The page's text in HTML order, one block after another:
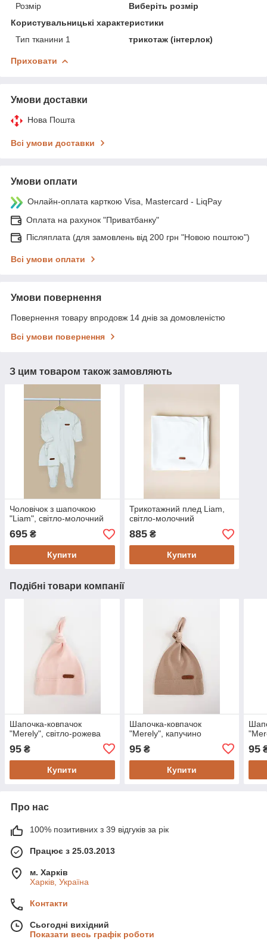
Розмір
Виберіть розмір
Користувальницькі характеристики
Тип тканини 1
трикотаж (інтерлок)
Приховати
Умови доставки
Нова Пошта
Всі умови доставки
Умови оплати
Онлайн-оплата карткою Visa, Mastercard - LiqPay
Оплата на рахунок "Приватбанку"
Післяплата (для замовлень від 200 грн "Новою поштою")
Всі умови оплати
Умови повернення
Повернення товару впродовж 14 днів за домовленістю
Всі умови повернення
З цим товаром також замовляють
Чоловічок з шапочкою
"Liam", світло-молочний
695 ₴
Купити
Трикотажний плед Liam,
світло-молочний
885₴
Купити
Подібні товари компанії
Шапочка-ковпачок
"Merely", світло-рожева
95 ₴
Купити
Шапочка-ковпачок
"Merely", капучино
95₴
Купити
95
Про нас
100% позитивних з 39 відгуків за рік
Працює з 25.03.2013
м. Харків
Харків, Україна
Контакти
Сьогодні вихідний
Показати весь графік роботи